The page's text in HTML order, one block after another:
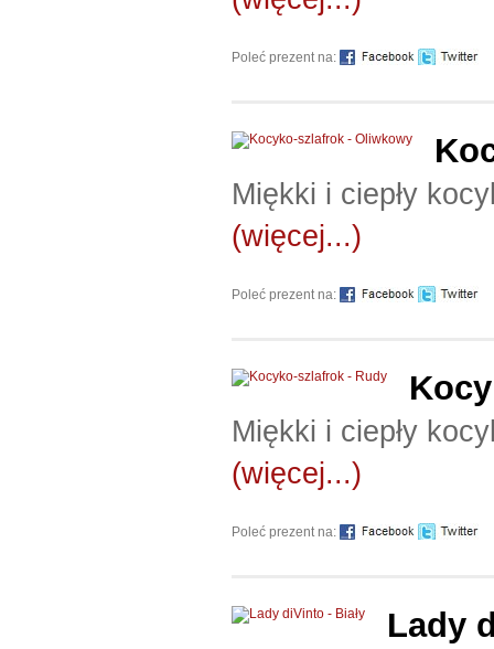
Poleć prezent na:
Miękki i ciepły
(więcej...)
Poleć prezent na:
Miękki i ciepły
(więcej...)
Poleć prezent na:
Lady